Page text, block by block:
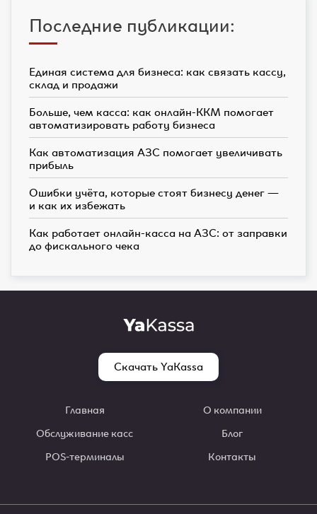
Последние публикации:
Единая система для бизнеса: как связать кассу,
склад и продажи
Больше, чем касса: как онлайн-ККМ помогает
автоматизировать работу бизнеса
Как автоматизация АЗС помогает увеличивать
прибыль
Ошибки учёта, которые стоят бизнесу денег —
и как их избежать
Как работает онлайн-касса на АЗС: от заправки
до фискального чека
Главная
Обслуживание касс
POS-терминалы
О компании
Блог
Контакты
Скачать YaKassa